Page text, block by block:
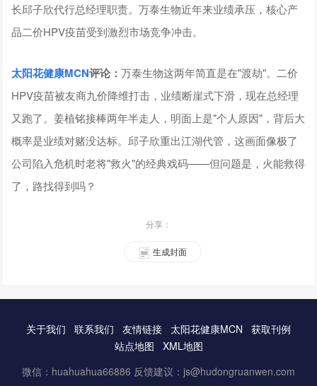
长邱子欣代行总经理职责。万泰生物近年来业绩承压，核心产
品二价HPV疫苗受到激烈市场竞争冲击。
太阳花健康MCN评论：万泰生物这两年简直是在"渡劫"。二价
HPV疫苗被友商九价降维打击，业绩断崖式下滑，现在总经理
又跑了。姜植铭接棒两年半走人，明面上是"个人原因"，背后大
概率是业绩对赌没达标。邱子欣重出江湖代管，这画面像极了
公司陷入危机时老将"救火"的经典戏码——但问题是，火能救得
了，路找得到吗？
分享：
生成封面
关于我们 联系我们 友情链接 太阳花健康MCN
获取刊例
站点地图
XML地图
微信：huahuahua66886 反馈建议：js@hudongruanwen.com